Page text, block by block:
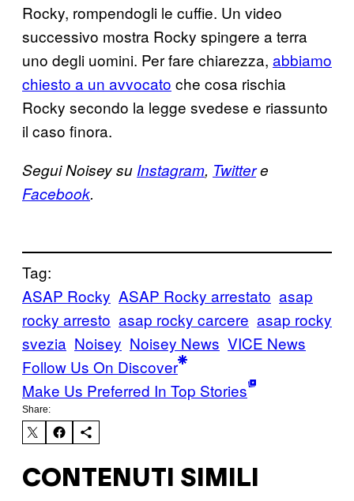
Rocky, rompendogli le cuffie. Un video
successivo mostra Rocky spingere a terra
uno degli uomini. Per fare chiarezza, abbiamo
chiesto a un avvocato che cosa rischia
Rocky secondo la legge svedese e riassunto
il caso finora.
Segui Noisey su Instagram, Twittere
Facebook.
Tag:
ASAP Rocky ASAP Rocky arrestato asap
rocky arresto asap rocky carcere asap rocky
svezia Noisey Noisey News VICE News
Follow Us On Discover
Make Us Preferred In Top Stories
Share:
CONTENUTI SIMILI